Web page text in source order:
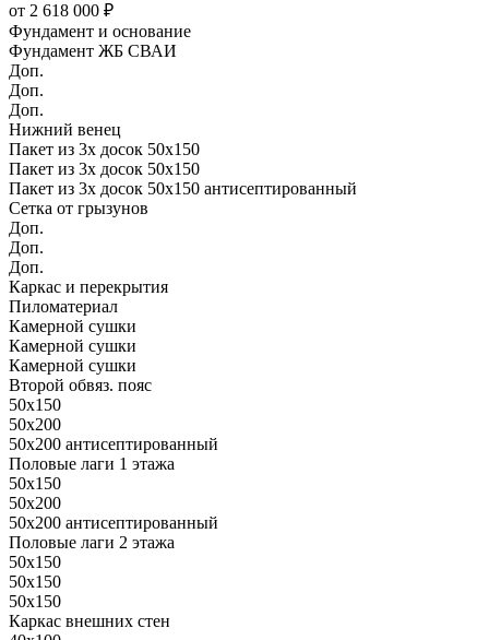
от 2 618 000 ₽
Фундамент и основание
Фундамент ЖБ СВАИ
Доп.
Доп.
Доп.
Нижний венец
Пакет из 3х досок 50х150
Пакет из 3х досок 50х150
Пакет из 3х досок 50х150 антисептированный
Сетка от грызунов
Доп.
Доп.
Доп.
Каркас и перекрытия
Пиломатериал
Камерной сушки
Камерной сушки
Камерной сушки
Второй обвяз. пояс
50х150
50х200
50х200 антисептированный
Половые лаги 1 этажа
50х150
50х200
50х200 антисептированный
Половые лаги 2 этажа
50х150
50х150
50х150
Каркас внешних стен